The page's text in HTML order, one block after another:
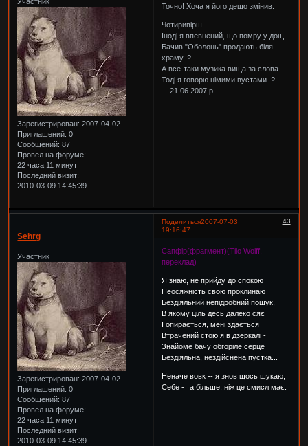
Зарегистрирован: 2007-04-02
Приглашений: 0
Сообщений: 87
Провел на форуме:
22 часа 11 минут
Последний визит:
2010-03-09 14:45:39
Точно! Хоча я його дещо змінив.
Чотиривірш
Іноді я впевнений, що помру у дощ...
Бачив "Оболонь" продають біля
храму..?
А все-таки музика вища за слова...
Тоді я говорю німими вустами..?
21.06.2007 р.
Поделиться 43
2007-07-03
19:16:47
Sehrg
Участник
Зарегистрирован: 2007-04-02
Приглашений: 0
Сообщений: 87
Провел на форуме:
22 часа 11 минут
Последний визит:
2010-03-09 14:45:39
Сапфір(фрагмент)(Tilo Wolff,
переклад)
Я знаю, не прийду до спокою
Неосяжність свою проклинаю
Бездіяльний непідробний пошук,
В якому ціль десь далеко сяє
І опирається, мені здається
Втрачений стою я в дзеркалі -
Знайоме бачу обгоріле серце
Бездіяльна, нездійснена пустка...
Неначе вовк -- я знов щось шукаю,
Себе - та більше, ніж це смисл має.